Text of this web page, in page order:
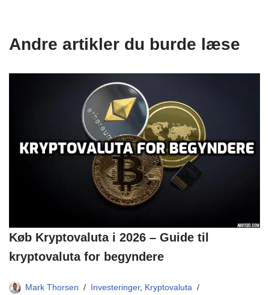
Andre artikler du burde læse
Køb Kryptovaluta i 2026 – Guide til
kryptovaluta for begyndere
Mark Thorsen Investeringer, Kryptovaluta